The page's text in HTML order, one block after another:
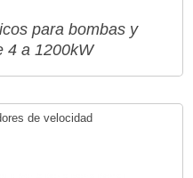
para bombas y
4 a 1200kW
de velocidad